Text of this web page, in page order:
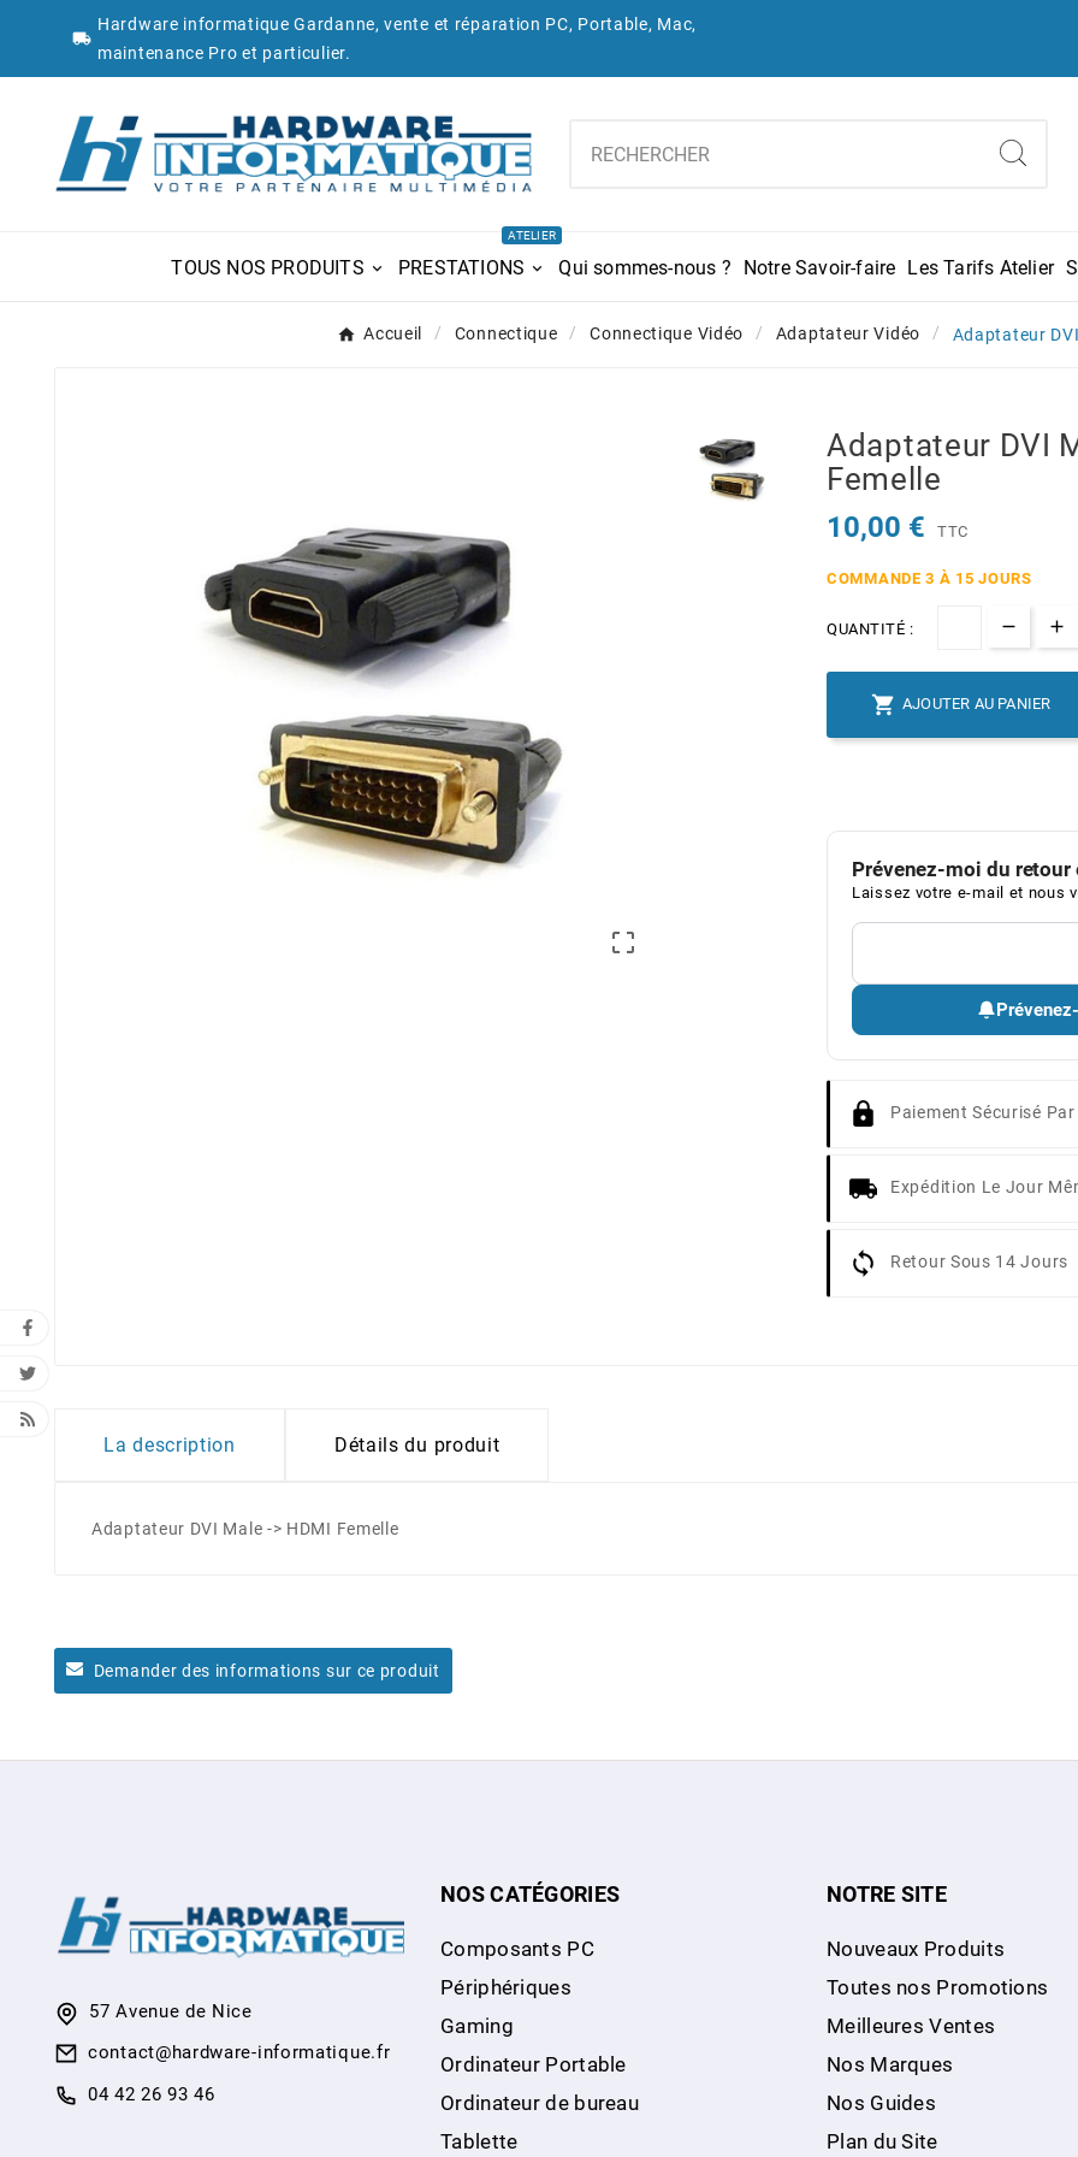

Hardware informatique Gardanne, vente et réparation PC, Portable, Mac,
maintenance Pro et particulier.
TOUS NOS PRODUITS PRESTATIONS
ATELIER
Qui sommes-nous ? Notre Savoir-faire Les Tarifs Atelier
Accueil Connectique Connectique Vidéo Adaptateur Vidéo Adaptateur

Adaptateur DVI
Femelle
10,00 € TTC
COMMANDE 3 À 15 JOURS
QUANTITÉ :
 AJOUTER AU PANIER
Prévenez-moi du retour
Laissez votre e-mail et nous
Paiement Sécurisé Par
Expédition Le Jour
Retour Sous 14 Jours
La description Détails du produit
Adaptateur DVI Male -> HDMI Femelle
Demander des informations sur ce produit
57 Avenue de Nice
contact@hardware-informatique.fr
04 42 26 93 46
NOS CATÉGORIES
Composants PC
Périphériques
Gaming
Ordinateur Portable
Ordinateur de bureau
Tablette
NOTRE SITE
Nouveaux Produits
Toutes nos Promotions
Meilleures Ventes
Nos Marques
Nos Guides
Plan du Site